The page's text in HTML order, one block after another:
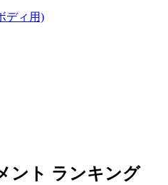
ディ用)
ント ランキング